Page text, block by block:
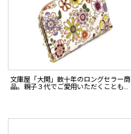
文庫屋「大関」数十年のロングセラー商
品。親子３代でご愛用いただくことも…